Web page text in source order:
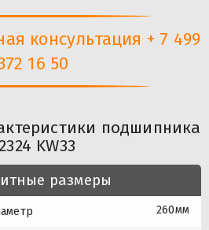
консультация + 7 499
16 50
подшипника
KW33
размеры
260мм